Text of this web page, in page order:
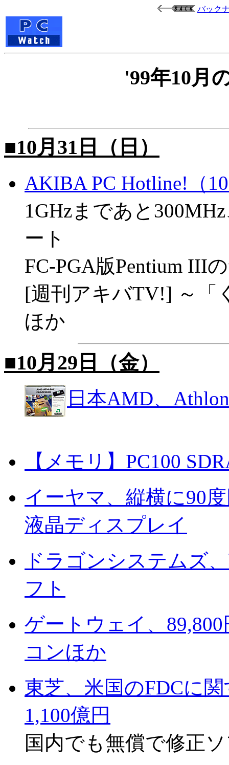
バック
'99年10
■10月31日（日）
AKIBA PC Hotline!（
1GHzまであと
ート
FC-PGA版Pentium III
[週刊アキバTV!] ～「
ほか
■10月29日（金）
日本AMD、
【メモリ】PC100
イーヤマ、縦横に90
液晶ディスプレイ
ドラゴンシステムズ
フト
ゲートウェイ、
コンほか
東芝、米国のFDCに
1,100億円
国内でも無償で修正